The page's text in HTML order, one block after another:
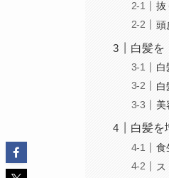
抜
頭
白髪を
白
白
美
白髪を
食